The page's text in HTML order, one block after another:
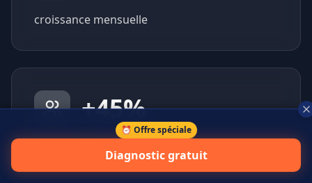
croissance mensuelle
+45%
⏰ Offre spéciale
Diagnostic gratuit